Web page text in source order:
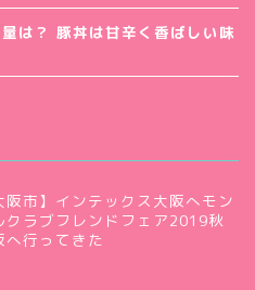
は？ 豚丼は甘辛く香ばしい味
阪市】インテックス大阪へモン
クラブフレンドフェア2019秋
へ行ってきた